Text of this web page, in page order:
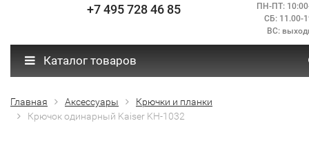
+7 495 728 46 85
ПН-ПТ:
СБ: 11.00-
ВС:
Каталог товаров
Главная Аксессуары
Крючки и планки
Крючок одинарный Kaiser KH-1032